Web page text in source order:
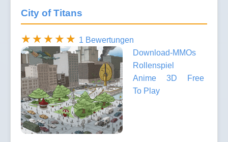
City of Titans
1 Bewertungen
Download-MMOs
Rollenspiel
Anime
3D
Free
To Play